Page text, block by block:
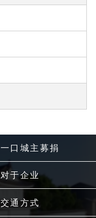
一口城主募捐
对于企业
交通方式